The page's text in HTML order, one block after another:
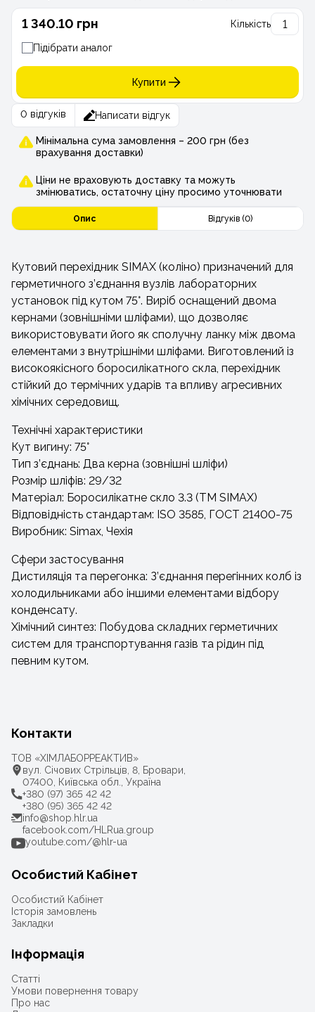
1 340.10 грн Кількість
Підібрати аналог
Купити
0 відгуків Написати відгук
Мінімальна сума замовлення – 200 грн (без
врахування доставки)
Ціни не враховують доставку та можуть
змінюватись, остаточну ціну просимо уточнювати
Опис Відгуків (0)
Кутовий перехідник SIMAX (коліно) призначений для
герметичного з’єднання вузлів лабораторних
установок під кутом 75°. Виріб оснащений двома
кернами (зовнішніми шліфами), що дозволяє
використовувати його як сполучну ланку між двома
елементами з внутрішніми шліфами. Виготовлений із
високоякісного боросилікатного скла, перехідник
стійкий до термічних ударів та впливу агресивних
хімічних середовищ.
Технічні характеристики
Кут вигину: 75°
Тип з’єднань: Два керна (зовнішні шліфи)
Розмір шліфів: 29/32
Матеріал: Боросилікатне скло 3.3 (ТМ SIMAX)
Відповідність стандартам: ISO 3585, ГОСТ 21400-75
Виробник: Simax, Чехія
Сфери застосування
Дистиляція та перегонка: З’єднання перегінних колб із
холодильниками або іншими елементами відбору
конденсату.
Хімічний синтез: Побудова складних герметичних
систем для транспортування газів та рідин під
певним кутом.
Контакти
ТОВ «ХІМЛАБОРРЕАКТИВ»
вул. Січових Стрільців, 8, Бровари,
07400, Київська обл., Україна
+380 (97) 365 42 42
+380 (95) 365 42 42
info@shop.hlr.ua
facebook.com/HLRua.group
youtube.com/@hlr-ua
Особистий Кабінет
Особистий Кабінет
Історія замовлень
Закладки
Інформація
Статті
Умови повернення товару
Про нас